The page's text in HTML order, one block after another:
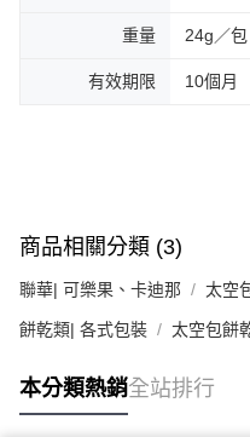
ATM／網路銀行／等多元方式進
購買商品的店家。未經商家同意
是否繳費成功／繳費後需取消欲
易，需依本服務之必要範圍內提
２．關於個人資料處理事宜，請
３．未成年的使用者請事先徵得法
任。
４．使用「AFTEE先享後付」時
每筆NT$130，滿NT$2,000(含
重量 24g／包
有效期限 10個月
商品相關分類 (3)
聯華| 可樂果、卡迪那 太空
餅乾類| 各式包裝 太空包餅
本分類熱銷全站排行